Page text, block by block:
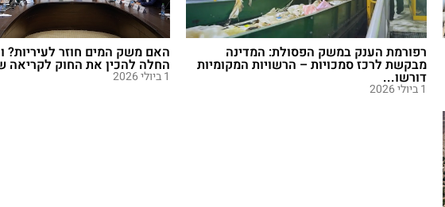
רפורמת הענק במשק הפסולת: המדינה
מבקשת לרכז סמכויות – הרשויות המקומיות
דורשו...
1 ביולי 2026
האם משק המים חוזר לעיריות?
החלה להכין את החוק לקריאה
1 ביולי 2026